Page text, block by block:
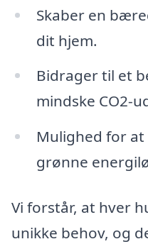
Skaber en
dit hjem.
Bidrager til et
mindske CO2-
Mulighed for
grønne
Vi forstår, at hver
unikke behov, og